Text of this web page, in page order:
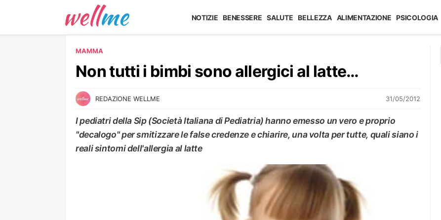
NOTIZIE BENESSERE SALUTE BELLEZZA ALIMENTAZIONE PSICOLOGIA
MAMMA
Non tutti i bimbi sono allergici al latte…
REDAZIONE WELLME 31/05/2012
I pediatri della Sip (Società Italiana di Pediatria) hanno emesso un vero e proprio
"decalogo" per smitizzare le false credenze e chiarire, una volta per tutte, quali siano i
reali sintomi dell'allergia al latte